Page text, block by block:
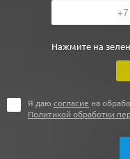
Нажмите на
Я даю согласие на
Политикой обработки